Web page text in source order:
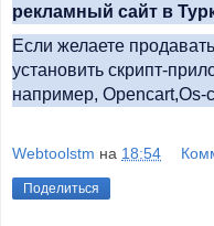
рекламный сайт в
Если желаете
установить скрипт-
например, Opencart,Os-
Webtoolstm на 18:54
Поделиться